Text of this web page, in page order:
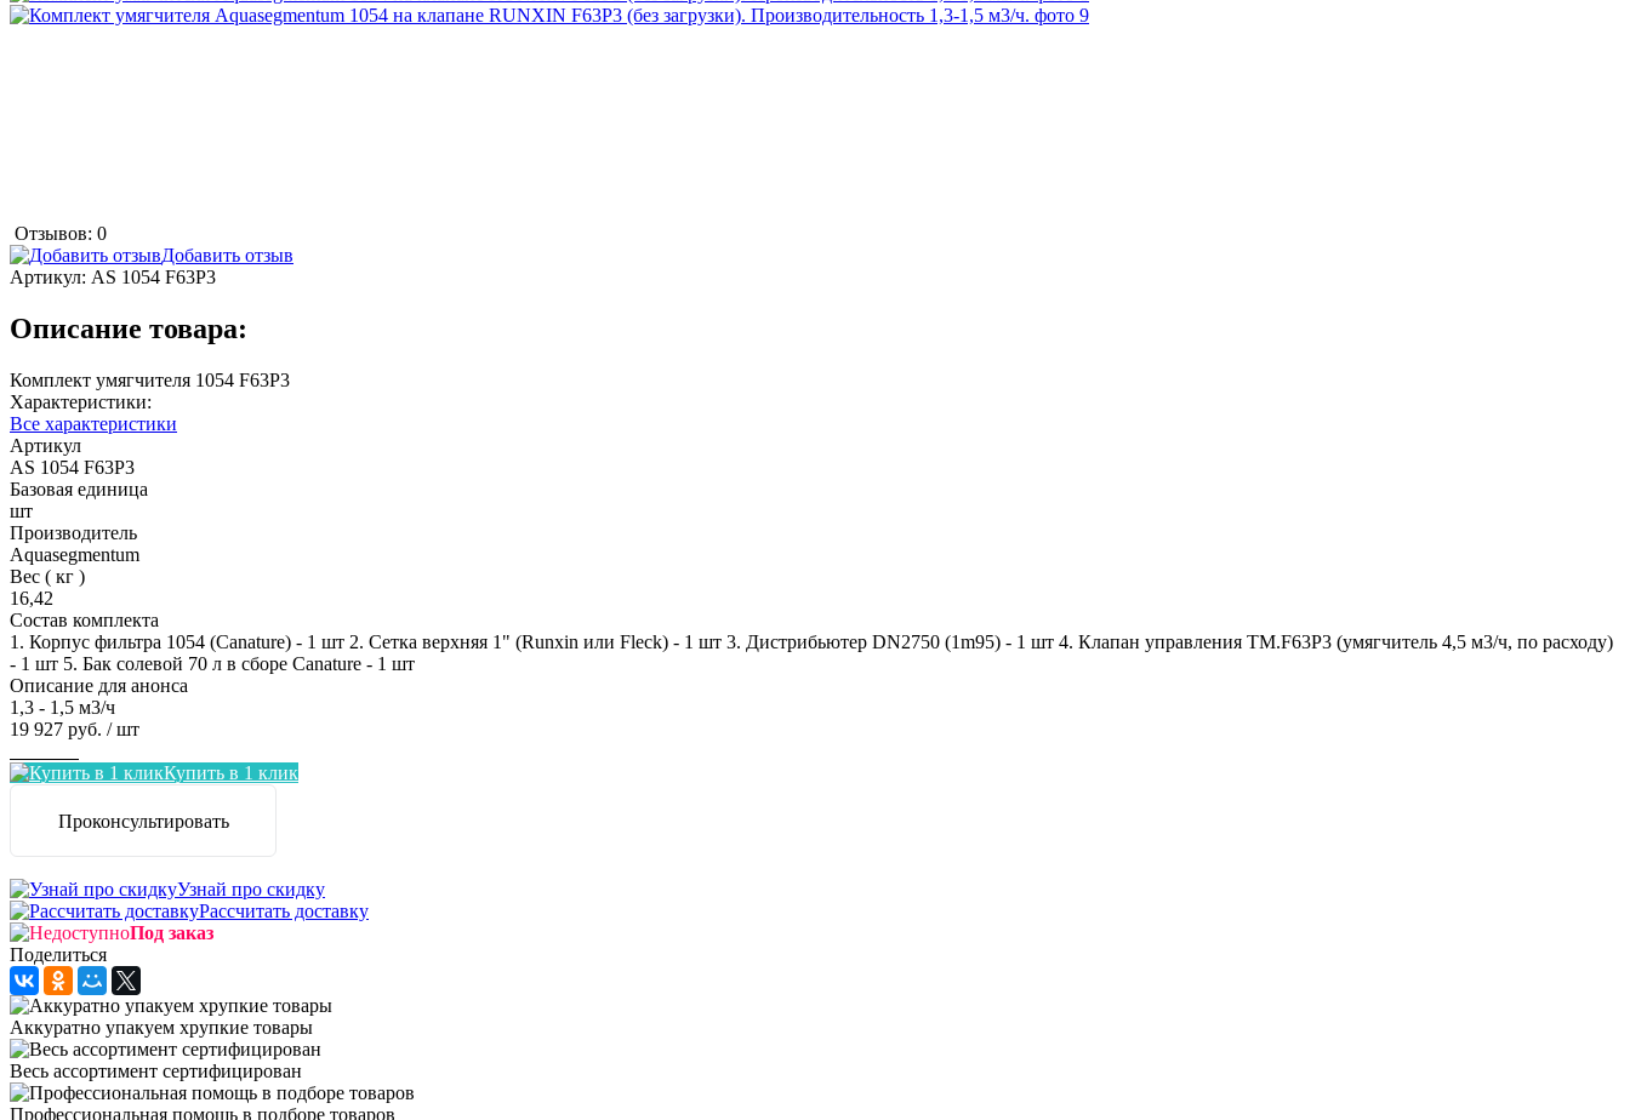
Отзывов: 0
Добавить отзыв
Артикул: AS 1054 F63P3
Описание товара:
Комплект умягчителя 1054 F63P3
Характеристики:
Все характеристики
Артикул
AS 1054 F63P3
Базовая единица
шт
Производитель
Aquasegmentum
Вес ( кг )
16,42
Состав комплекта
1. Корпус фильтра 1054 (Canature) - 1 шт 2. Сетка верхняя 1" (Runxin или Fleck) - 1 шт 3. Дистрибьютер DN2750 (1m95) - 1 шт 4. Клапан управления TM.F63P3 (умягчитель 4,5 м3/ч, по расходу)
- 1 шт 5. Бак солевой 70 л в сборе Canature - 1 шт
Описание для анонса
1,3 - 1,5 м3/ч
19 927 руб. / шт
Купить в 1 клик
Проконсультировать
Узнай про скидку
Рассчитать доставку
Под заказ
Поделиться
Аккуратно упакуем хрупкие товары
Весь ассортимент сертифицирован
Профессиональная помощь в подборе товаров